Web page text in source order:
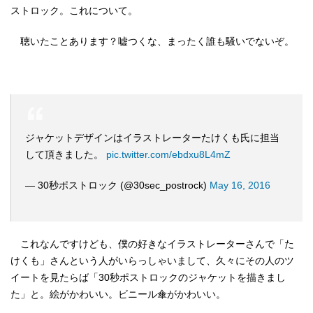
ストロック。これについて。
聴いたことあります？嘘つくな、まったく誰も騒いでないぞ。
ジャケットデザインはイラストレーターたけくも氏に担当
して頂きました。 pic.twitter.com/ebdxu8L4mZ
— 30秒ポストロック (@30sec_postrock) May 16, 2016
これなんですけども、僕の好きなイラストレーターさんで「た
けくも」さんという人がいらっしゃいまして、久々にその人のツ
イートを見たらば「30秒ポストロックのジャケットを描きまし
た」と。絵がかわいい。ビニール傘がかわいい。